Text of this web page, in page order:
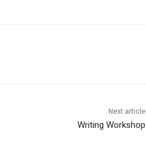
Next article
Writing Workshop